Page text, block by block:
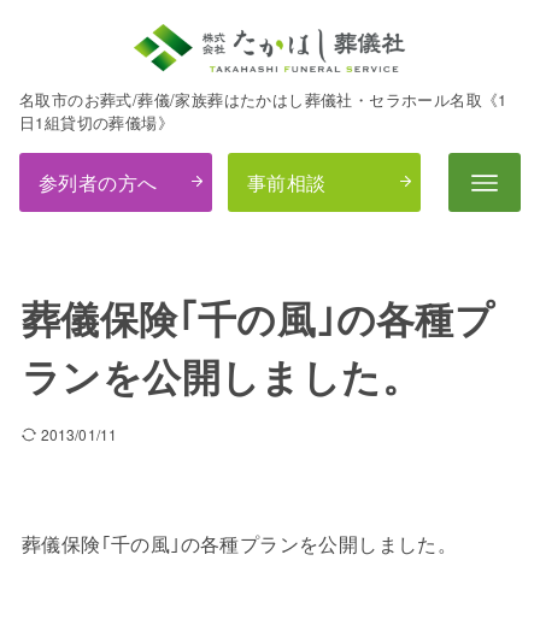
名取市のお葬式/葬儀/家族葬はたかはし葬儀社・セラホール名取《1
日1組貸切の葬儀場》
参列者の方へ 事前相談
葬儀保険｢千の風｣の各種プ
ランを公開しました。
2013/01/11
葬儀保険｢千の風｣の各種プランを公開しました。